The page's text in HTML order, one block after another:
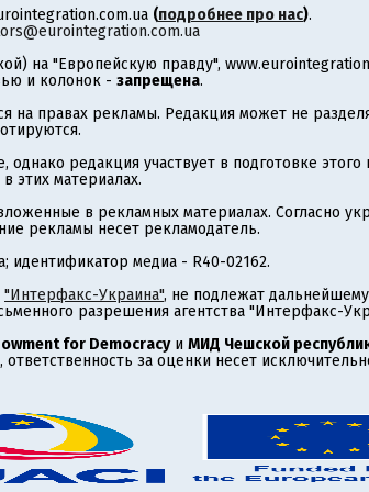
(подробнее про нас).
на "Европейскую правду",
и колонок - запрещена.
на правах рекламы. Редакция может не
однако редакция участвует в подготовке этого
этих материалах.
в рекламных материалах. Согласно
рекламы несет рекламодатель.
идентификатор медиа - R40-02162.
"Интерфакс-Украина", не подлежат
разрешения агентства "Интерфакс-
for Democracyи МИД Чешской
за оценки несет